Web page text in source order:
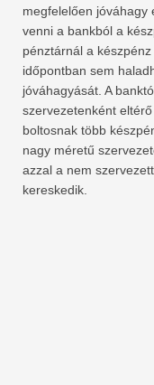
megfelelően jóváhagy
venni a bankból a
pénztárnál a
időpontban sem
jóváhagyását. A
szervezetenként
boltosnak több
nagy méretű
azzal a nem
kereskedik.